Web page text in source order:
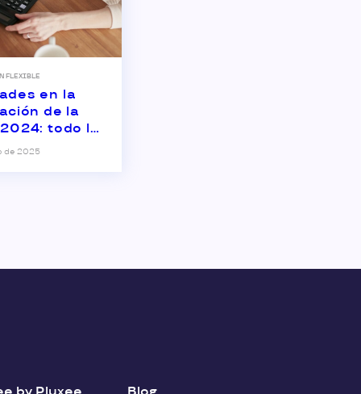
FLEXIBLE
en la
de la
todo lo
saber de
de 2025